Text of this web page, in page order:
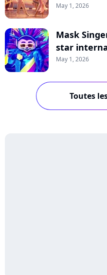
May 1, 2026
Mask
star
May 1, 2026
Toutes